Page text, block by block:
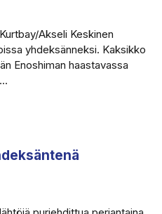
Akseli Keskinen
yhdeksänneksi. Kaksikko
Enoshiman haastavassa